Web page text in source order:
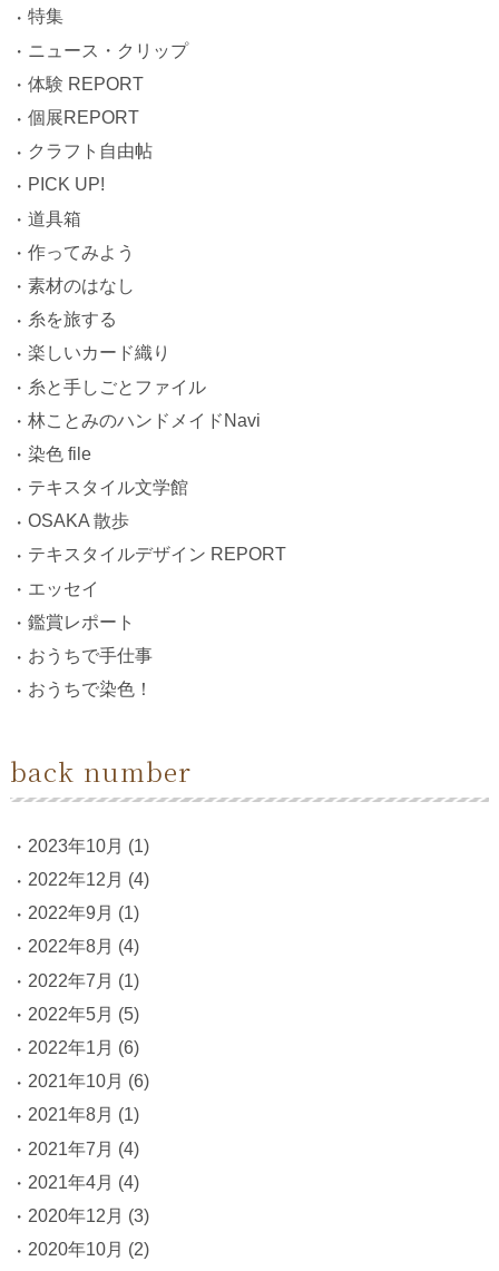
特集
ニュース・クリップ
体験 REPORT
個展REPORT
クラフト自由帖
PICK UP!
道具箱
作ってみよう
素材のはなし
糸を旅する
楽しいカード織り
糸と手しごとファイル
林ことみのハンドメイドNavi
染色 file
テキスタイル文学館
OSAKA 散歩
テキスタイルデザイン REPORT
エッセイ
鑑賞レポート
おうちで手仕事
おうちで染色！
back number
2023年10月 (1)
2022年12月 (4)
2022年9月 (1)
2022年8月 (4)
2022年7月 (1)
2022年5月 (5)
2022年1月 (6)
2021年10月 (6)
2021年8月 (1)
2021年7月 (4)
2021年4月 (4)
2020年12月 (3)
2020年10月 (2)